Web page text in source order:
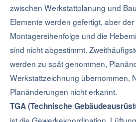
zwischen Werkstattplanung und
Elemente werden gefertigt, aber
Montagereihenfolge und die
sind nicht abgestimmt.
werden zu spät genommen,
Werkstattzeichnung übernommen,
Planänderungen nicht erkannt.
TGA (Technische